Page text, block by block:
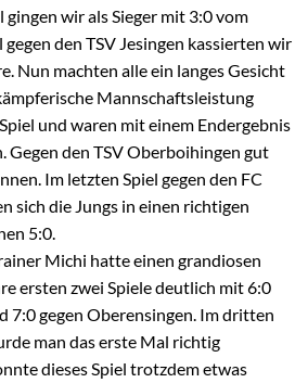
wir als Sieger mit 3:0 vom
den TSV Jesingen kassierten wir
Nun machten alle ein langes Gesicht
Mannschaftsleistung
und waren mit einem Endergebnis
Gegen den TSV Oberboihingen gut
Im letzten Spiel gegen den FC
sich die Jungs in einen richtigen
5:0.
Michi hatte einen grandiosen
ersten zwei Spiele deutlich mit 6:0
7:0 gegen Oberensingen. Im dritten
man das erste Mal richtig
dieses Spiel trotzdem etwas